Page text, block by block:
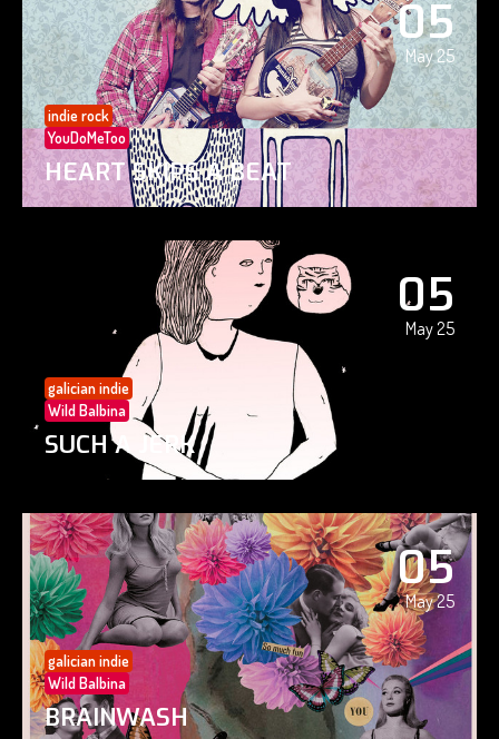
05
May 25
indie rock
YouDoMeToo
HEART SKIPS A BEAT
05
May 25
galician indie
Wild Balbina
SUCH A JERK
05
May 25
galician indie
Wild Balbina
BRAINWASH